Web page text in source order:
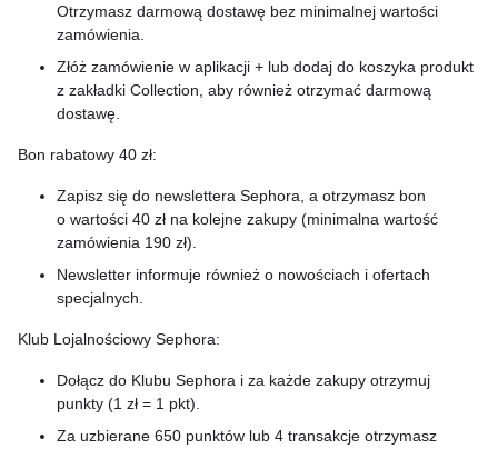
Otrzymasz darmową dostawę bez minimalnej wartości
zamówienia.
Złóż zamówienie w aplikacji + lub dodaj do koszyka produkt
z zakładki Collection, aby również otrzymać darmową
dostawę.
Bon rabatowy 40 zł:
Zapisz się do newslettera Sephora, a otrzymasz bon
o wartości 40 zł na kolejne zakupy (minimalna wartość
zamówienia 190 zł).
Newsletter informuje również o nowościach i ofertach
specjalnych.
Klub Lojalnościowy Sephora:
Dołącz do Klubu Sephora i za każde zakupy otrzymuj
punkty (1 zł = 1 pkt).
Za uzbierane 650 punktów lub 4 transakcje otrzymasz